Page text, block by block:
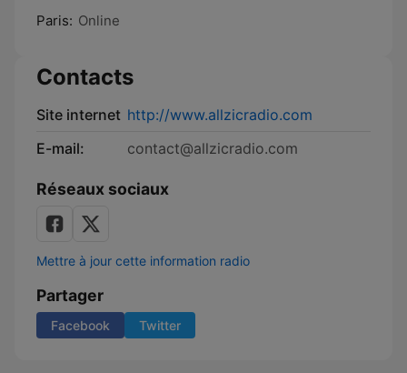
Paris: Online
Contacts
Site internet http://www.allzicradio.com
E-mail:
contact@allzicradio.com
Réseaux sociaux
Mettre à jour cette information radio
Partager
Facebook Twitter